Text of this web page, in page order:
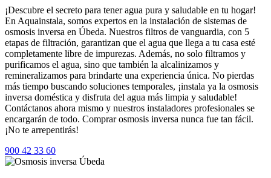
¡Descubre el secreto para tener agua pura y saludable en tu hogar!
En Aquainstala, somos expertos en la instalación de sistemas de
osmosis inversa en Úbeda. Nuestros filtros de vanguardia, con 5
etapas de filtración, garantizan que el agua que llega a tu casa esté
completamente libre de impurezas. Además, no solo filtramos y
purificamos el agua, sino que también la alcalinizamos y
remineralizamos para brindarte una experiencia única. No pierdas
más tiempo buscando soluciones temporales, ¡instala ya la osmosis
inversa doméstica y disfruta del agua más limpia y saludable!
Contáctanos ahora mismo y nuestros instaladores profesionales se
encargarán de todo. Comprar osmosis inversa nunca fue tan fácil.
¡No te arrepentirás!
900 42 33 60